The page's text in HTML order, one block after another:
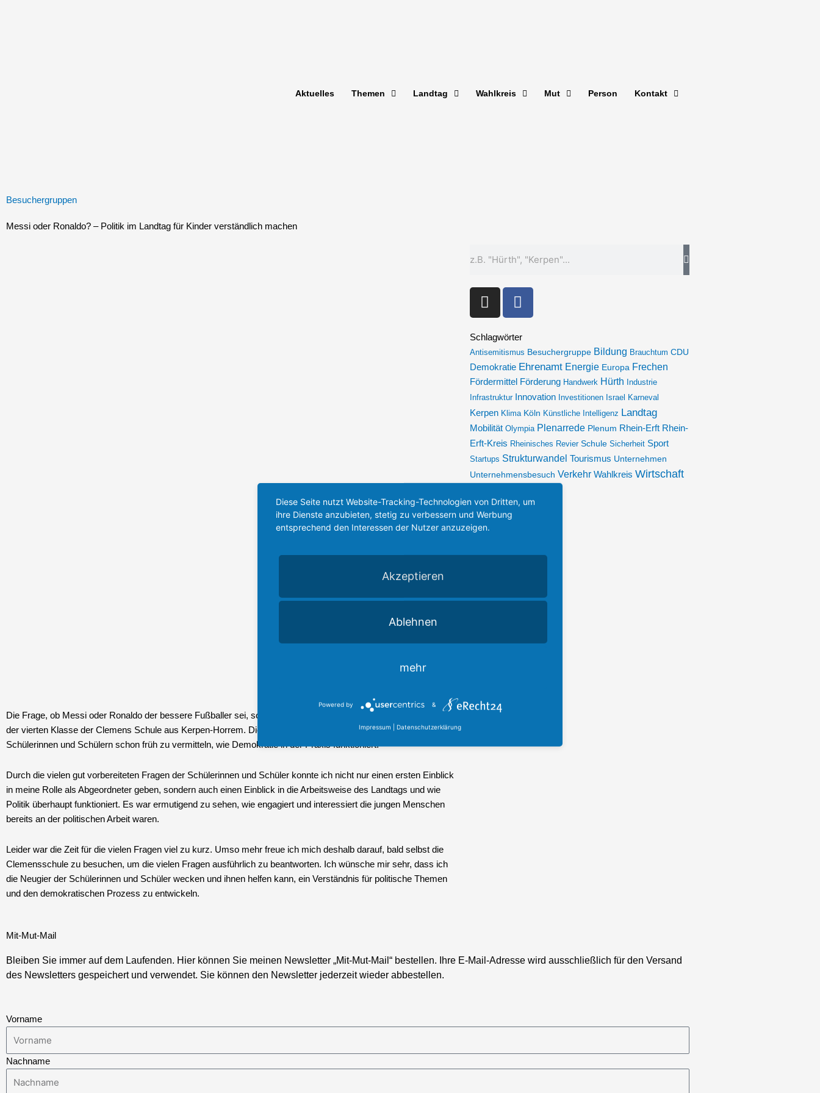
Aktuelles Themen Landtag Wahlkreis Mut Person Kontakt
Besuchergruppen
Messi oder Ronaldo? – Politik im Landtag für Kinder verständlich machen
Die Frage, ob Messi oder Ronaldo der bessere Fußballer sei, sorgte für eine lebhafte Diskussion beim Besuch
der vierten Klasse der Clemens Schule aus Kerpen-Horrem. Diese Debatte bot die ideale Gelegenheit, den
Schülerinnen und Schülern schon früh zu vermitteln, wie Demokratie in der Praxis funktioniert.
Durch die vielen gut vorbereiteten Fragen der Schülerinnen und Schüler konnte ich nicht nur einen ersten Einblick
in meine Rolle als Abgeordneter geben, sondern auch einen Einblick in die Arbeitsweise des Landtags und wie
Politik überhaupt funktioniert. Es war ermutigend zu sehen, wie engagiert und interessiert die jungen Menschen
bereits an der politischen Arbeit waren.
Leider war die Zeit für die vielen Fragen viel zu kurz. Umso mehr freue ich mich deshalb darauf, bald selbst die
Clemensschule zu besuchen, um die vielen Fragen ausführlich zu beantworten. Ich wünsche mir sehr, dass ich
die Neugier der Schülerinnen und Schüler wecken und ihnen helfen kann, ein Verständnis für politische Themen
und den demokratischen Prozess zu entwickeln.
I
n
t
a
g
r
a
m
F
a
e
b
o
o
k
-
f
Schlagwörter
Antisemitismus Besuchergruppe Bildung Brauchtum CDU
Demokratie Ehrenamt Energie Europa Frechen
Fördermittel Förderung Handwerk Hürth Industrie
Infrastruktur Innovation Investitionen Israel Karneval
Kerpen Klima Köln Künstliche Intelligenz Landtag
Mobilität Olympia Plenarrede Plenum Rhein-Erft Rhein-
Erft-Kreis Rheinisches Revier Schule Sicherheit Sport
Startups Strukturwandel Tourismus Unternehmen
Unternehmensbesuch Verkehr Wahlkreis Wirtschaft
Mit-Mut-Mail
Bleiben Sie immer auf dem Laufenden. Hier können Sie meinen Newsletter „Mit-Mut-Mail“ bestellen. Ihre E-Mail-Adresse wird ausschließlich für den Versand
des Newsletters gespeichert und verwendet. Sie können den Newsletter jederzeit wieder abbestellen.
Vorname
Nachname
Diese Seite nutzt Website-Tracking-Technologien von Dritten, um
ihre Dienste anzubieten, stetig zu verbessern und Werbung
entsprechend den Interessen der Nutzer anzuzeigen.
Akzeptieren
Ablehnen
mehr
Powered by &
Impressum Datenschutzerklärung